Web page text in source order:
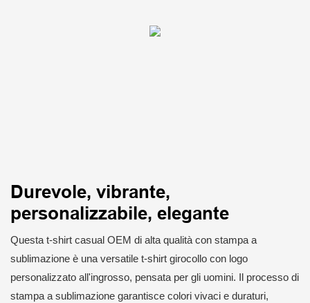
Durevole, vibrante,
personalizzabile, elegante
Questa t-shirt casual OEM di alta qualità con stampa a
sublimazione è una versatile t-shirt girocollo con logo
personalizzato all'ingrosso, pensata per gli uomini. Il processo di
stampa a sublimazione garantisce colori vivaci e duraturi,